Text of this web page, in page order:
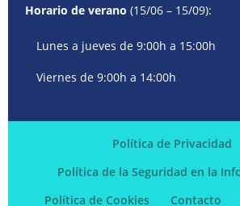
Horario de verano (15/06 – 15/09):
Lunes a jueves de 9:00h a 15:00h
Viernes de 9:00h a 14:00h
Política de Privacidad
Política de la Seguridad en la
Política de Cookies
Contacto